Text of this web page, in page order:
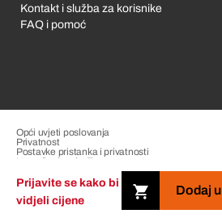
Prijavite se kako bi
vidjeli cijene
Dodaj
Kontakt i služba za korisnike
FAQ i pomoć
Copyright &copy; 2026 The Berner
Opći uvjeti poslovanja
Privatnost
Postavke pristanka i privatnosti
Upravljanje pritužbama